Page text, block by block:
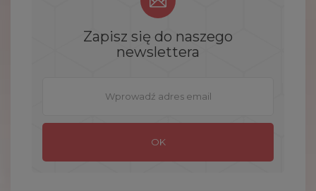
Zapisz się do naszego
newslettera